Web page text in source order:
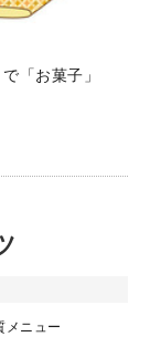
「お菓子」
メニュー